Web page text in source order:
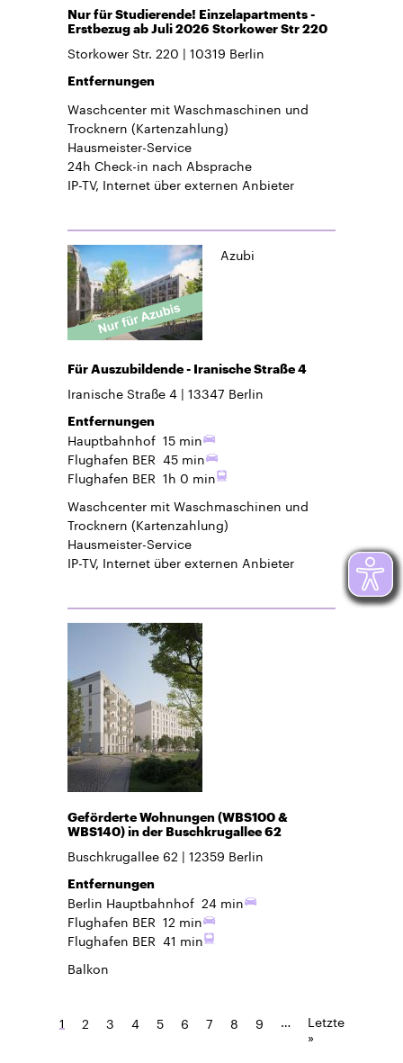
Nur für Studierende! Einzelapartments -
Erstbezug ab Juli 2026 Storkower Str 220
Storkower Str. 220 10319 Berlin
Entfernungen
Waschcenter mit Waschmaschinen und
Trocknern (Kartenzahlung)
Hausmeister-Service
24h Check-in nach Absprache
IP-TV, Internet über externen Anbieter
Azubi
Für Auszubildende - Iranische Straße 4
Iranische Straße 4 13347 Berlin
Entfernungen
Hauptbahnhof 15 min
Flughafen BER 45 min
Flughafen BER 1h 0 min
Waschcenter mit Waschmaschinen und
Trocknern (Kartenzahlung)
Hausmeister-Service
IP-TV, Internet über externen Anbieter
Geförderte Wohnungen (WBS100 &
WBS140) in der Buschkrugallee 62
Buschkrugallee 62 12359 Berlin
Entfernungen
Berlin Hauptbahnhof 24 min
Flughafen BER 12 min
Flughafen BER 41 min
Balkon
1 2 3 4 5 6 7 8 9 … Letzte
»